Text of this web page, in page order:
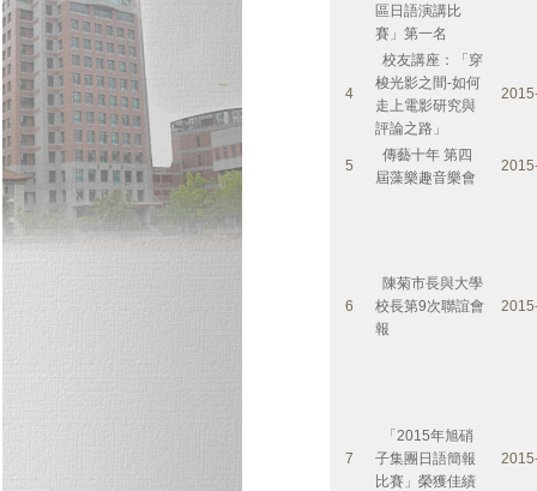
區日語演講比
賽」第一名
4
校友講座：「穿
梭光影之間-如何
走上電影研究與
評論之路」
5
傳藝十年 第四
屆藻樂趣音樂會
6
陳菊市長與大學
校長第9次聯誼會
報
7
「2015年旭硝
子集團日語簡報
比賽」榮獲佳績